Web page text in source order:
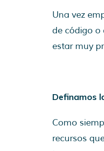
Una vez
de código o
estar muy
Definamos
Como
recursos